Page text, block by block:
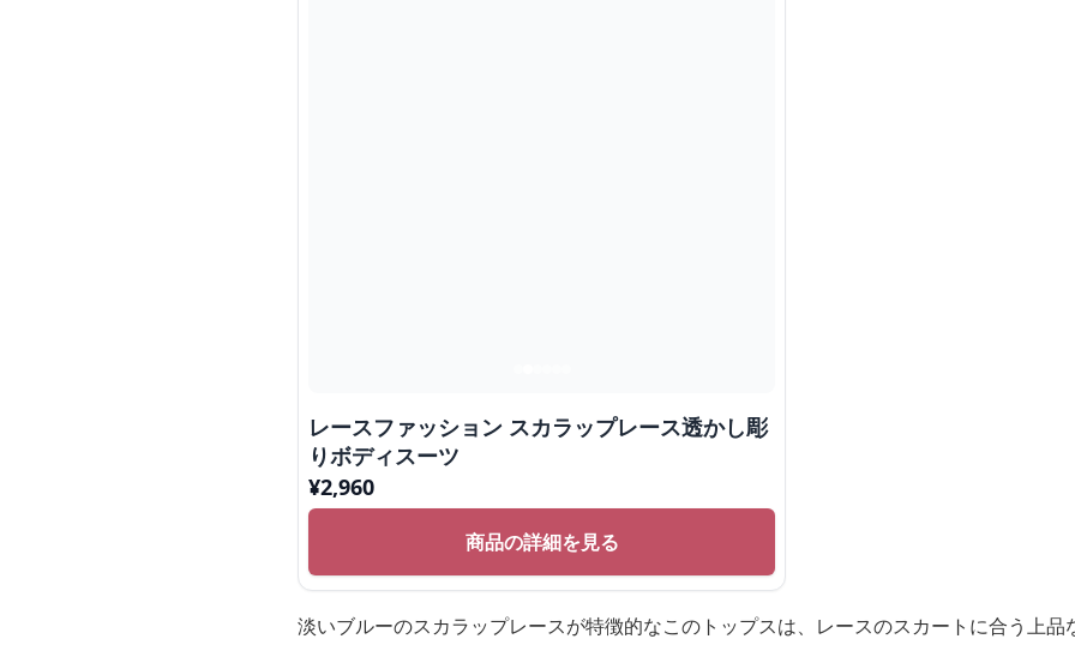
レースファッション スカラップレース透かし彫
りボディスーツ
¥2,960
商品の詳細を見る
淡いブルーのスカラップレースが特徴的なこのトップスは、レースのスカートに合う上